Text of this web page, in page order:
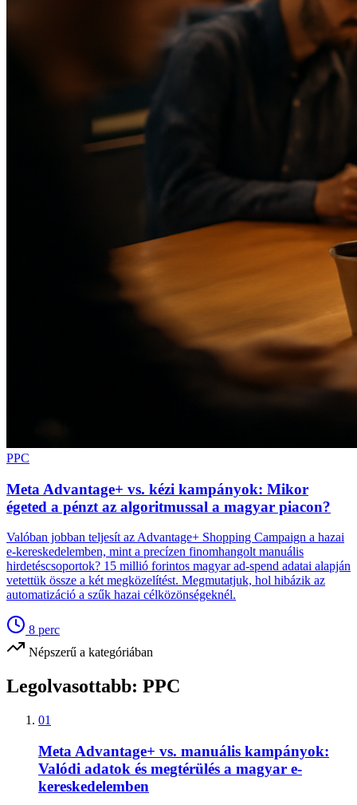
PPC
Meta Advantage+ vs. kézi kampányok: Mikor
égeted a pénzt az algoritmussal a magyar piacon?
Valóban jobban teljesít az Advantage+ Shopping Campaign a hazai
e-kereskedelemben, mint a precízen finomhangolt manuális
hirdetéscsoportok? 15 millió forintos magyar ad-spend adatai alapján
vetettük össze a két megközelítést. Megmutatjuk, hol hibázik az
automatizáció a szűk hazai célközönségeknél.
8 perc
Népszerű a kategóriában
Legolvasottabb: PPC
01
Meta Advantage+ vs. manuális kampányok:
Valódi adatok és megtérülés a magyar e-
kereskedelemben